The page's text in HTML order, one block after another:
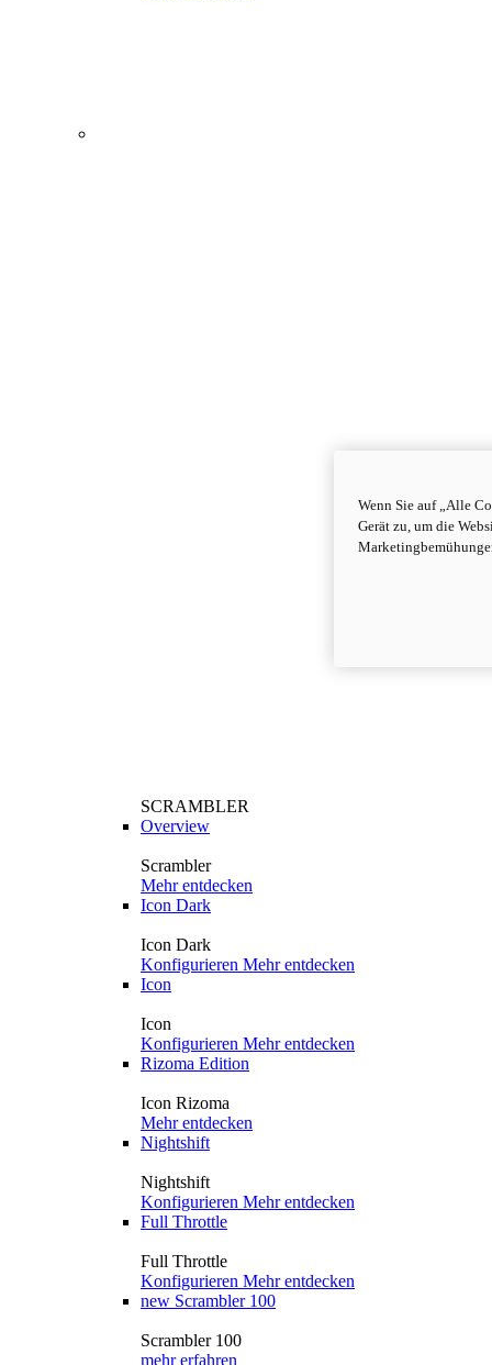
SCRAMBLER
Overview
Scrambler
Mehr entdecken
Icon Dark
Icon Dark
Konfigurieren Mehr entdecken
Icon
Icon
Konfigurieren Mehr entdecken
Rizoma Edition
Icon Rizoma
Mehr entdecken
Nightshift
Nightshift
Konfigurieren Mehr entdecken
Full Throttle
Full Throttle
Konfigurieren Mehr entdecken
new Scrambler 100
Scrambler 100
mehr erfahren
Wenn Sie auf „Alle
Gerät zu, um die